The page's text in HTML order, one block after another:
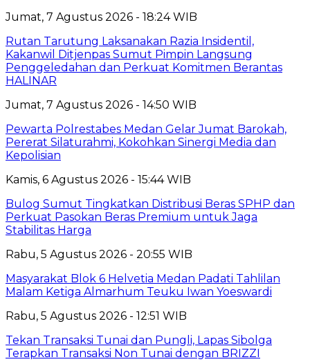
Jumat, 7 Agustus 2026 - 18:24 WIB
Rutan Tarutung Laksanakan Razia Insidentil,
Kakanwil Ditjenpas Sumut Pimpin Langsung
Penggeledahan dan Perkuat Komitmen Berantas
HALINAR
Jumat, 7 Agustus 2026 - 14:50 WIB
Pewarta Polrestabes Medan Gelar Jumat Barokah,
Pererat Silaturahmi, Kokohkan Sinergi Media dan
Kepolisian
Kamis, 6 Agustus 2026 - 15:44 WIB
Bulog Sumut Tingkatkan Distribusi Beras SPHP dan
Perkuat Pasokan Beras Premium untuk Jaga
Stabilitas Harga
Rabu, 5 Agustus 2026 - 20:55 WIB
Masyarakat Blok 6 Helvetia Medan Padati Tahlilan
Malam Ketiga Almarhum Teuku Iwan Yoeswardi
Rabu, 5 Agustus 2026 - 12:51 WIB
Tekan Transaksi Tunai dan Pungli, Lapas Sibolga
Terapkan Transaksi Non Tunai dengan BRIZZI